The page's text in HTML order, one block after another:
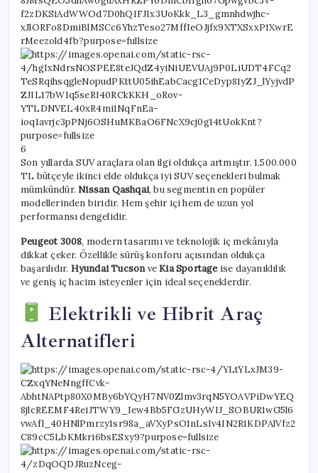
6
Son yıllarda SUV araçlara olan ilgi oldukça artmıştır. 1.500.000
TL bütçeyle ikinci elde oldukça iyi SUV seçenekleri bulmak
mümkündür. Nissan Qashqai, bu segmentin en popüler
modellerinden biridir. Hem şehir içi hem de uzun yol
performansı dengelidir.
Peugeot 3008, modern tasarımı ve teknolojik iç mekânıyla
dikkat çeker. Özellikle sürüş konforu açısından oldukça
başarılıdır. Hyundai TucsonveKia Sportageise dayanıklılık
ve geniş iç hacim isteyenler için ideal seçeneklerdir.
Elektrikli ve Hibrit Araç
Alternatifleri